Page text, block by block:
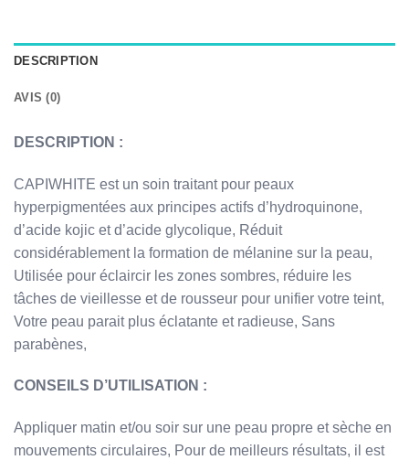
DESCRIPTION
AVIS (0)
DESCRIPTION :
CAPIWHITE est un soin traitant pour peaux
hyperpigmentées aux principes actifs d’hydroquinone,
d’acide kojic et d’acide glycolique, Réduit
considérablement la formation de mélanine sur la peau,
Utilisée pour éclaircir les zones sombres, réduire les
tâches de vieillesse et de rousseur pour unifier votre teint,
Votre peau parait plus éclatante et radieuse, Sans
parabènes,
CONSEILS D’UTILISATION :
Appliquer matin et/ou soir sur une peau propre et sèche en
mouvements circulaires, Pour de meilleurs résultats, il est